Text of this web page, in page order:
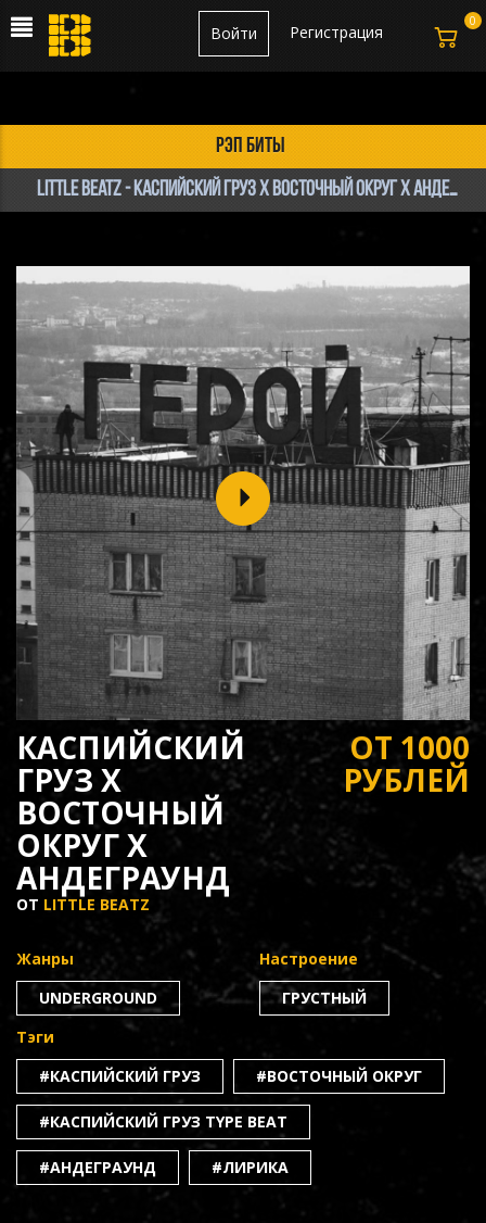
Регистрация
Войти
рэп биты
LITTLE Beatz - КАСПИЙСКИЙ ГРУЗ x ВОСТОЧНЫЙ ОКРУГ x АНДЕГРАУНД
КАСПИЙСКИЙ
ГРУЗ X
ВОСТОЧНЫЙ
ОКРУГ X
АНДЕГРАУНД
ОТ LITTLE BEATZ
ОТ 1000
РУБЛЕЙ
Жанры
UNDERGROUND
Настроение
ГРУСТНЫЙ
Тэги
#КАСПИЙСКИЙ ГРУЗ
#ВОСТОЧНЫЙ ОКРУГ
#КАСПИЙСКИЙ ГРУЗ TYPE BEAT
#АНДЕГРАУНД #ЛИРИКА
0